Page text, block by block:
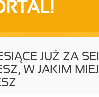
JUŻ ZA
W JAKIM